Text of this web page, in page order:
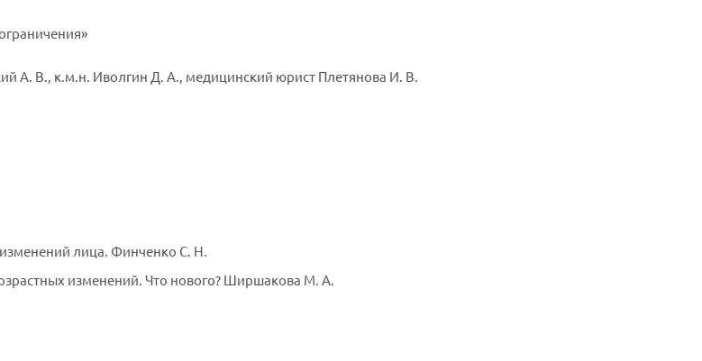
А. В., к.м.н. Иволгин Д. А., медицинский юрист Плетянова И. В.
лица. Финченко С. Н.
изменений. Что нового? Ширшакова М. А.